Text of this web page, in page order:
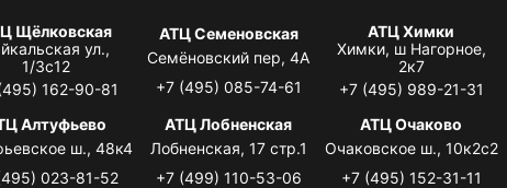
Щёлковская
ул.,
1/3с12
162-90-81
АТЦ Семеновская
Семёновский пер, 4А
+7 (495) 085-74-61
АТЦ Химки
Химки, ш Нагорное,
2к7
+7 (495) 989-21-31
Алтуфьево
ш., 48к4
023-81-52
АТЦ Лобненская
Лобненская, 17 стр.1
+7 (499) 110-53-06
АТЦ Очаково
Очаковское ш., 10к2с2
+7 (495) 152-31-11